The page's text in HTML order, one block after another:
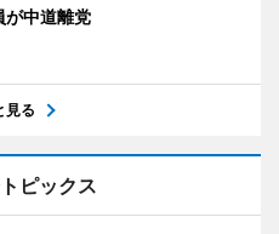
が中道離党
見る
ピックス